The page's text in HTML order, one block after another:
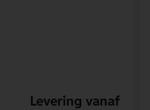
Levering vanaf